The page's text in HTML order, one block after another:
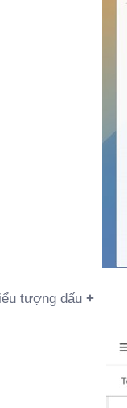
tượng dấu +